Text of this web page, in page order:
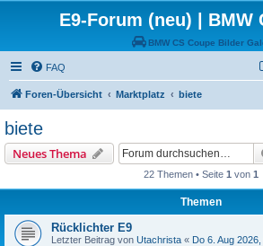
E9-Forum (neu) | BMW
BMW CS Coupe Bilder
FAQ
Foren-Übersicht Marktplatz biete
biete
Neues Thema
22 Themen • Seite 1 von 1
Themen
Rücklichter E9
Letzter Beitrag von Utachrista « Do 6. Aug